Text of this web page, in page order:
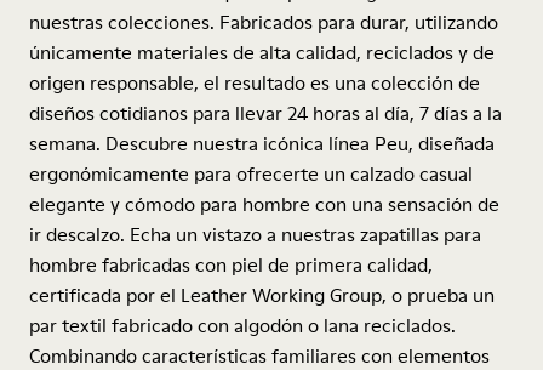
nuestras colecciones. Fabricados para durar, utilizando
únicamente materiales de alta calidad, reciclados y de
origen responsable, el resultado es una colección de
diseños cotidianos para llevar 24 horas al día, 7 días a la
semana. Descubre nuestra icónica línea Peu, diseñada
ergonómicamente para ofrecerte un calzado casual
elegante y cómodo para hombre con una sensación de
ir descalzo. Echa un vistazo a nuestras zapatillas para
hombre fabricadas con piel de primera calidad,
certificada por el Leather Working Group, o prueba un
par textil fabricado con algodón o lana reciclados.
Combinando características familiares con elementos